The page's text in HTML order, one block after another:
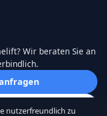
Wir beraten Sie an
nutzerfreundlich zu